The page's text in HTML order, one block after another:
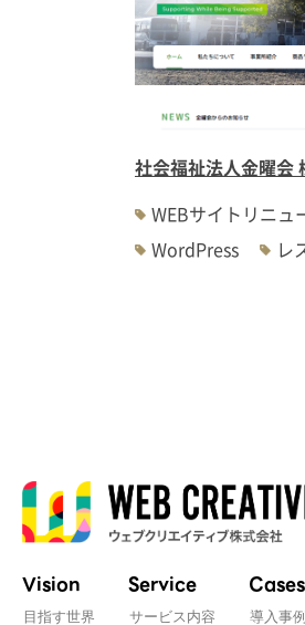
社会福祉法人金曜会
WEBサイトリニュ
WordPress
レ
Vision
目指す世界
Service
サービス内容
Cases
導入事例